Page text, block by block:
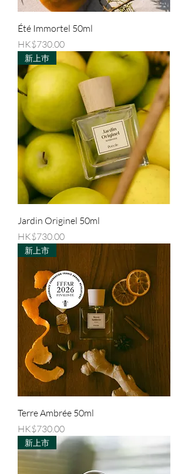
Été Immortel 50ml
價格
HK$730.00
新上巿
Jardin Originel 50ml
價格
HK$730.00
新上市
Terre Ambrée 50ml
價格
HK$730.00
新上市